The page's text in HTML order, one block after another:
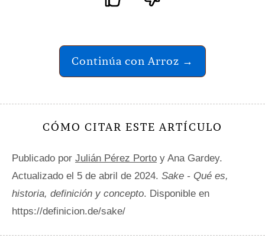
Continúa con Arroz →
CÓMO CITAR ESTE ARTÍCULO
Publicado por Julián Pérez Porto y Ana Gardey.
Actualizado el 5 de abril de 2024. Sake - Qué es,
historia, definición y concepto. Disponible en
https://definicion.de/sake/